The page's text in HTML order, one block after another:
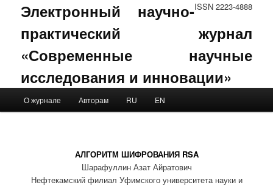
ISSN 2223-4888
Электронный научно-
практический журнал
«Современные научные
исследования и инновации»
Skip to primary content
Skip to secondary content
О журнале Авторам RU EN
АЛГОРИТМ ШИФРОВАНИЯ RSA
Шарафуллин Азат Айратович
Нефтекамский филиал Уфимского университета науки и